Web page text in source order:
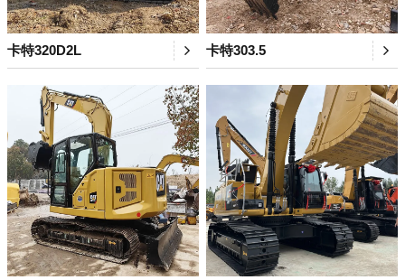
卡特320D2L 卡特303.5